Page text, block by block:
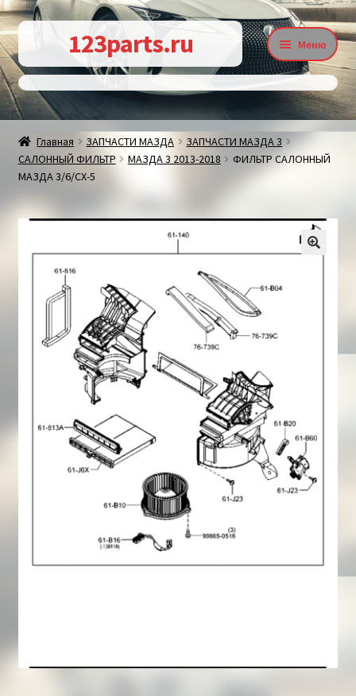
Перейти
к
навигации
Перейти
к
содержимому
123parts.ru Меню
Контакты
Статьи
Доставка и оплата
Корзина
Главная ЗАПЧАСТИ МАЗДА
ЗАПЧАСТИ МАЗДА 3
САЛОННЫЙ ФИЛЬТР
МАЗДА 3 2013-2018
ФИЛЬТР САЛОННЫЙ
МАЗДА 3/6/СХ-5